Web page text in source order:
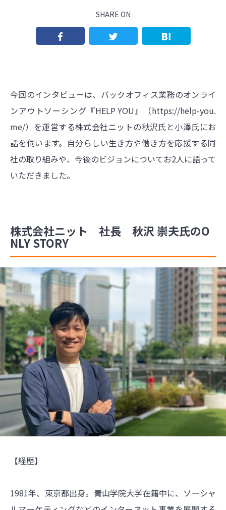
SHARE ON
今回のインタビューは、バックオフィス業務のオンライ
ンアウトソーシング『HELP YOU』（https://help-you.
me/）を運営する株式会社ニットの秋沢氏と小澤氏にお
話を伺います。自分らしい生き方や働き方を応援する同
社の取り組みや、今後のビジョンについてお2人に語って
いただきました。
株式会社ニット 社長 秋沢 崇夫氏のO
NLY STORY
【経歴】
1981年、東京都出身。青山学院大学在籍中に、ソーシャ